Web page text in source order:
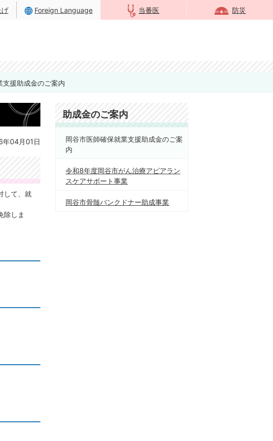
げ Foreign Language 当番医 防災
支援助成金のご案内
04月01日
して、就
除しま
助成金のご案内
岡谷市医師確保就業支援助成金のご案
内
令和8年度岡谷市がん治療アピアラン
スケアサポート事業
岡谷市骨髄バンクドナー助成事業